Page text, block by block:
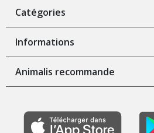
Catégories
Informations
Animalis recommande